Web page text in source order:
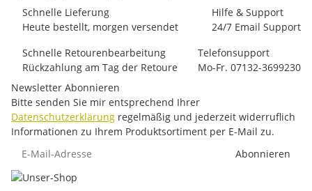
Schnelle Lieferung
Heute bestellt, morgen versendet
Hilfe & Support
24/7 Email Support
Schnelle Retourenbearbeitung
Rückzahlung am Tag der Retoure
Telefonsupport
Mo-Fr. 07132-3699230
Newsletter Abonnieren
Bitte senden Sie mir entsprechend Ihrer
Datenschutzerklärung regelmäßig und jederzeit widerruflich
Informationen zu Ihrem Produktsortiment per E-Mail zu.
Abonnieren